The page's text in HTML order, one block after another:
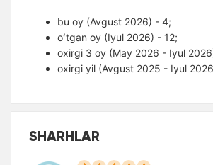
bu oy (Avgust 2026) - 4;
oʻtgan oy (Iyul 2026) - 12;
oxirgi 3 oy (May 2026 - Iyul
oxirgi yil (Avgust 2025 - Iyul
SHARHLAR